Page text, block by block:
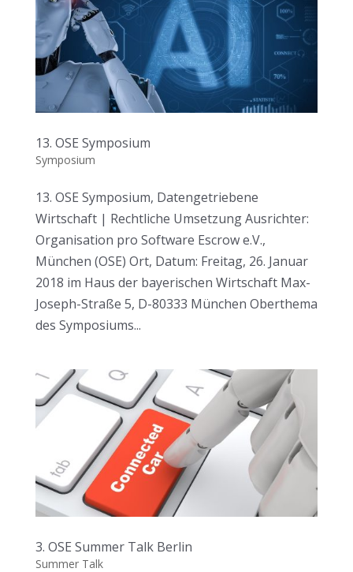
13. OSE Symposium
Symposium
13. OSE Symposium, Datengetriebene
Wirtschaft | Rechtliche Umsetzung Ausrichter:
Organisation pro Software Escrow e.V.,
München (OSE) Ort, Datum: Freitag, 26. Januar
2018 im Haus der bayerischen Wirtschaft Max-
Joseph-Straße 5, D-80333 München Oberthema
des Symposiums...
3. OSE Summer Talk Berlin
Summer Talk